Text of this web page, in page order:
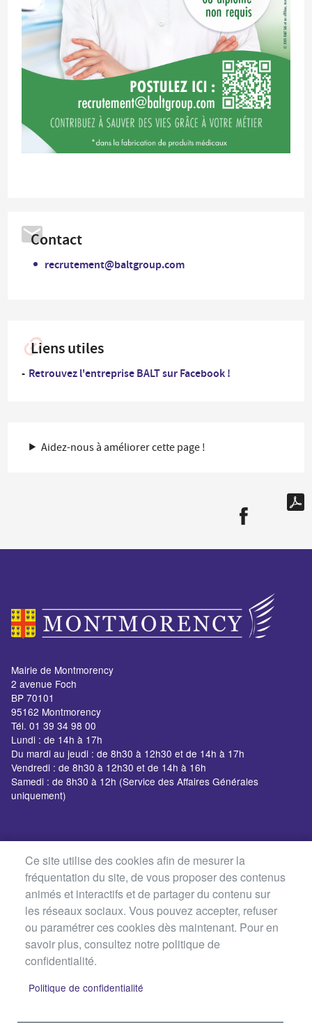
Contact
recrutement@baltgroup.com
Liens utiles
Retrouvez l'entreprise BALT sur Facebook !
Aidez-nous à améliorer cette page !
Mairie de Montmorency
2 avenue Foch
BP 70101
95162 Montmorency
Tél. 01 39 34 98 00
Lundi : de 14h à 17h
Du mardi au jeudi : de 8h30 à 12h30 et de 14h à 17h
Vendredi : de 8h30 à 12h30 et de 14h à 16h
Samedi : de 8h30 à 12h (Service des Affaires Générales
uniquement)
Ce site utilise des cookies afin de mesurer la
fréquentation du site, de vous proposer des contenus
animés et interactifs et de partager du contenu sur
les réseaux sociaux. Vous pouvez accepter, refuser
ou paramétrer ces cookies dès maintenant. Pour en
savoir plus, consultez notre politique de
confidentialité.
Politique de confidentialité